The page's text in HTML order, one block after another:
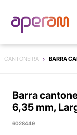
CANTONEIRA BARRA
Barra
6,35 mm,
6028449